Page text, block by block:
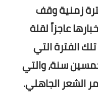
زمنية وقف
عاجزاً لقلة
الفترة التي
سنة، والتي
الشعر الجاهلي.